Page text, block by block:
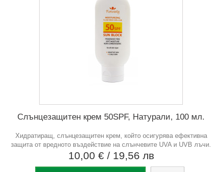
Слънцезащитен крем 50SPF, Натурали, 100 мл.
Хидратиращ, слънцезащитен крем, който осигурява ефективна
защита от вредното въздействие на слънчевите UVA и UVB лъчи.
10,00 € / 19,56 лв